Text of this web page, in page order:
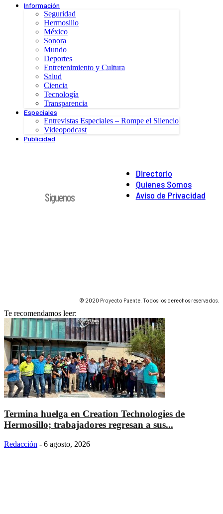
Información
Seguridad
Hermosillo
México
Sonora
Mundo
Deportes
Entretenimiento y Cultura
Salud
Ciencia
Tecnología
Transparencia
Especiales
Entrevistas Especiales – Rompe el Silencio
Videopodcast
Publicidad
Directorio
Quienes Somos
Aviso de Privacidad
Síguenos
© 2020 Proyecto Puente. Todos los derechos reservados.
Te recomendamos leer:
Termina huelga en Creation Technologies de
Hermosillo; trabajadores regresan a sus...
Redacción - 6 agosto, 2026